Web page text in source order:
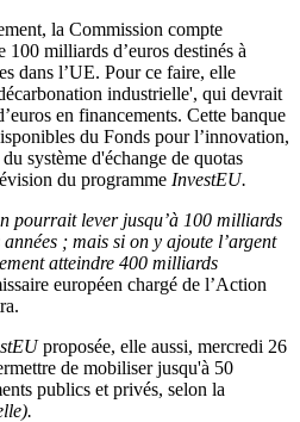
la Commission compte
milliards d’euros destinés à
dans l’UE. Pour ce faire, elle
industrielle', qui devrait
en financements. Cette banque
du Fonds pour l’innovation,
système d'échange de quotas
du programme InvestEU.
pourrait lever jusqu’à 100 milliards
; mais si on y ajoute l’argent
atteindre 400 milliards
européen chargé de l’Action
proposée, elle aussi, mercredi 26
de mobiliser jusqu'à 50
publics et privés, selon la